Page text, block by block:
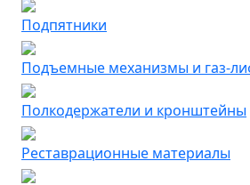
Подпятники
Подъемные механизмы и газ-
Полкодержатели и кронштейны
Реставрационные материалы